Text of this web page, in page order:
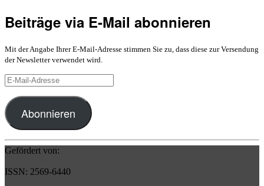
Beiträge via E-Mail abonnieren
Mit der Angabe Ihrer E-Mail-Adresse stimmen Sie zu, dass diese zur Versendung
der Newsletter verwendet wird.
E-
Mail-
Adresse
Abonnieren
Gefördert von:
ISSN: 2569-6440